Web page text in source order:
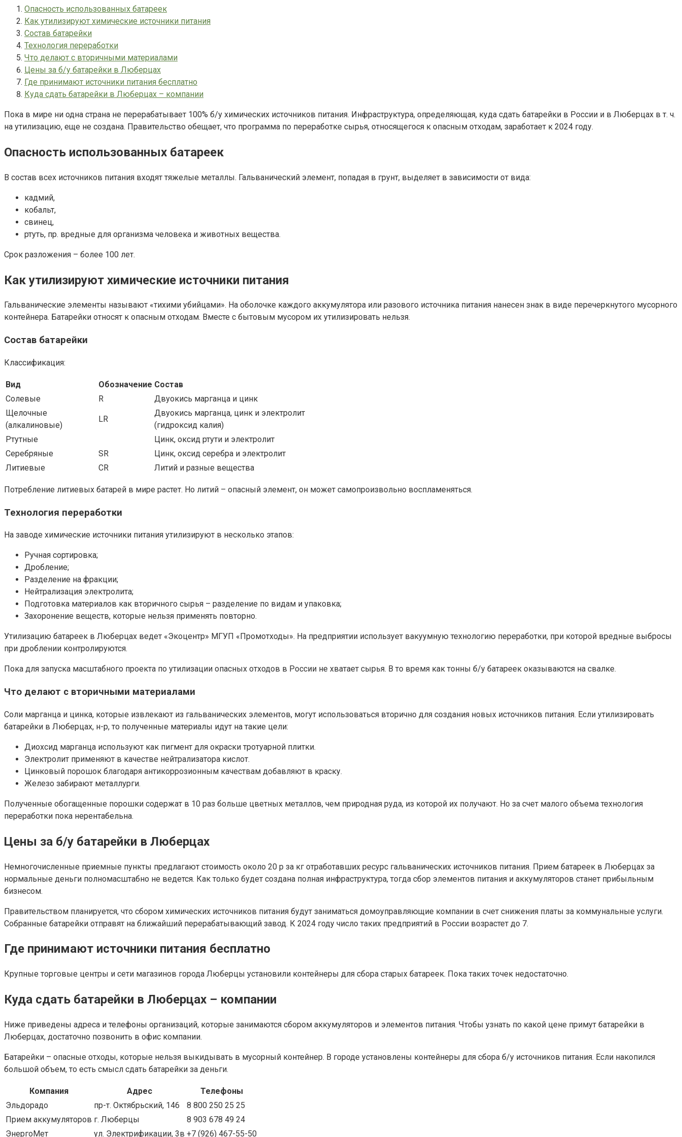
Опасность использованных батареек
Как утилизируют химические источники питания
Состав батарейки
Технология переработки
Что делают с вторичными материалами
Цены за б/у батарейки в Люберцах
Где принимают источники питания бесплатно
Куда сдать батарейки в Люберцах – компании
Пока в мире ни одна страна не перерабатывает 100% б/у химических источников питания. Инфраструктура, определяющая, куда сдать батарейки в России и в Люберцах в т. ч.
на утилизацию, еще не создана. Правительство обещает, что программа по переработке сырья, относящегося к опасным отходам, заработает к 2024 году.
Опасность использованных батареек
В состав всех источников питания входят тяжелые металлы. Гальванический элемент, попадая в грунт, выделяет в зависимости от вида:
кадмий,
кобальт,
свинец,
ртуть, пр. вредные для организма человека и животных вещества.
Срок разложения – более 100 лет.
Как утилизируют химические источники питания
Гальванические элементы называют «тихими убийцами». На оболочке каждого аккумулятора или разового источника питания нанесен знак в виде перечеркнутого мусорного
контейнера. Батарейки относят к опасным отходам. Вместе с бытовым мусором их утилизировать нельзя.
Состав батарейки
Классификация:
Вид Обозначение Состав
Солевые
R
Двуокись марганца и цинк
Щелочные
(алкалиновые)
LR
Двуокись марганца, цинк и электролит
(гидроксид калия)
Ртутные
Цинк, оксид ртути и электролит
Серебряные
SR
Цинк, оксид серебра и электролит
Литиевые
CR Литий и разные вещества
Потребление литиевых батарей в мире растет. Но литий – опасный элемент, он может самопроизвольно воспламеняться.
Технология переработки
На заводе химические источники питания утилизируют в несколько этапов:
Ручная сортировка;
Дробление;
Разделение на фракции;
Нейтрализация электролита;
Подготовка материалов как вторичного сырья – разделение по видам и упаковка;
Захоронение веществ, которые нельзя применять повторно.
Утилизацию батареек в Люберцах ведет «Экоцентр» МГУП «Промотходы». На предприятии использует вакуумную технологию переработки, при которой вредные выбросы
при дроблении контролируются.
Пока для запуска масштабного проекта по утилизации опасных отходов в России не хватает сырья. В то время как тонны б/у батареек оказываются на свалке.
Что делают с вторичными материалами
Соли марганца и цинка, которые извлекают из гальванических элементов, могут использоваться вторично для создания новых источников питания. Если утилизировать
батарейки в Люберцах, н-р, то полученные материалы идут на такие цели:
Диохсид марганца используют как пигмент для окраски тротуарной плитки.
Электролит применяют в качестве нейтрализатора кислот.
Цинковый порошок благодаря антикоррозионным качествам добавляют в краску.
Железо забирают металлурги.
Полученные обогащенные порошки содержат в 10 раз больше цветных металлов, чем природная руда, из которой их получают. Но за счет малого объема технология
переработки пока нерентабельна.
Цены за б/у батарейки в Люберцах
Немногочисленные приемные пункты предлагают стоимость около 20 р за кг отработавших ресурс гальванических источников питания. Прием батареек в Люберцах за
нормальные деньги полномасштабно не ведется. Как только будет создана полная инфраструктура, тогда сбор элементов питания и аккумуляторов станет прибыльным
бизнесом.
Правительством планируется, что сбором химических источников питания будут заниматься домоуправляющие компании в счет снижения платы за коммунальные услуги.
Собранные батарейки отправят на ближайший перерабатывающий завод. К 2024 году число таких предприятий в России возрастет до 7.
Где принимают источники питания бесплатно
Крупные торговые центры и сети магазинов города Люберцы установили контейнеры для сбора старых батареек. Пока таких точек недостаточно.
Куда сдать батарейки в Люберцах – компании
Ниже приведены адреса и телефоны организаций, которые занимаются сбором аккумуляторов и элементов питания. Чтобы узнать по какой цене примут батарейки в
Люберцах, достаточно позвонить в офис компании.
Батарейки – опасные отходы, которые нельзя выкидывать в мусорный контейнер. В городе установлены контейнеры для сбора б/у источников питания. Если накопился
большой объем, то есть смысл сдать батарейки за деньги.
Компания Адрес
Телефоны
Эльдорадо
пр-т. Октябрьский, 146
8 800 250 25 25
Прием аккумуляторов г. Люберцы
8 903 678 49 24
ЭнергоМет
ул. Электрификации, 3в +7 (926) 467-55-50